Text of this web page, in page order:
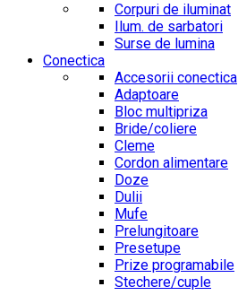
Corpuri de iluminat
Ilum. de sarbatori
Surse de lumina
Conectica
Accesorii conectica
Adaptoare
Bloc multipriza
Bride/coliere
Cleme
Cordon alimentare
Doze
Dulii
Mufe
Prelungitoare
Presetupe
Prize programabile
Stechere/cuple